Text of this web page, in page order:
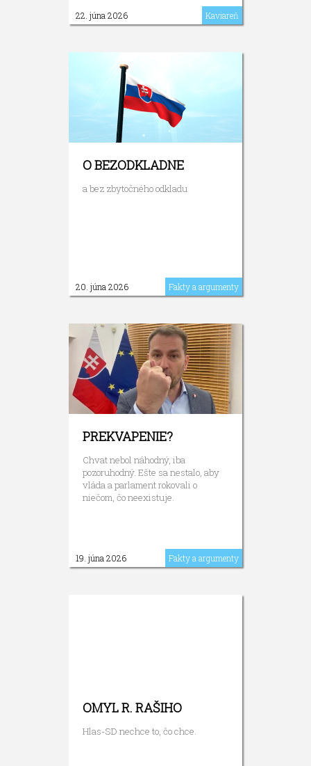
22. júna 2026 Kaviareň
O BEZODKLADNE
a bez zbytočného odkladu
20. júna 2026 Fakty a argumenty
PREKVAPENIE?
Chvat nebol náhodný, iba
pozoruhodný. Ešte sa nestalo, aby
vláda a parlament rokovali o
niečom, čo neexistuje.
19. júna 2026 Fakty a argumenty
OMYL R. RAŠIHO
Hlas-SD nechce to, čo chce.